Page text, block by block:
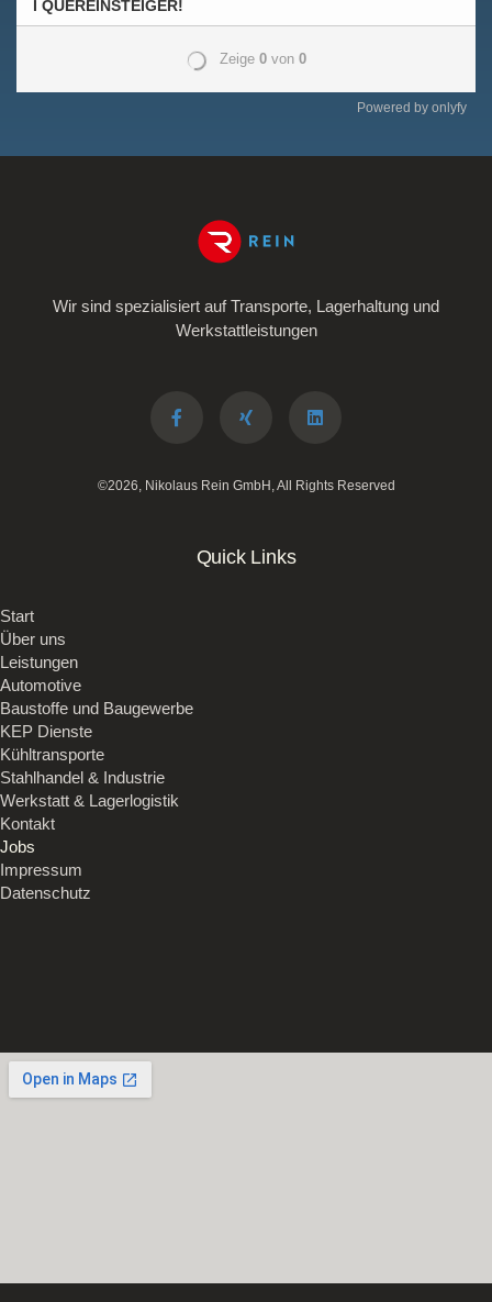
Powered by onlyfy
Wir sind spezialisiert auf Transporte, Lagerhaltung und
Werkstattleistungen
©2026, Nikolaus Rein GmbH, All Rights Reserved
Quick Links
Start
Über uns
Leistungen
Automotive
Baustoffe und Baugewerbe
KEP Dienste
Kühltransporte
Stahlhandel & Industrie
Werkstatt & Lagerlogistik
Kontakt
Jobs
Impressum
Datenschutz